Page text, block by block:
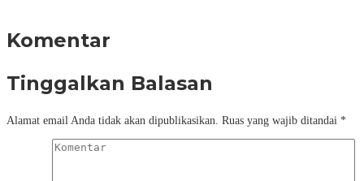
Komentar
Tinggalkan Balasan
Alamat email Anda tidak akan dipublikasikan. Ruas yang wajib ditandai *